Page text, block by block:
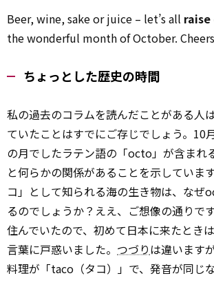
Beer, wine, sake or juice – let’s all
the wonderful month of October.
ちょっとした歴史の時間
私の過去のコラムを読んだことがある人
ていたことはすでにご存じでしょう。10
の月でした――ラテン語の「octo」が含ま
と何らかの関係があることを示していま
コ」として知られる海の生き物は、なぜ
るのでしょうか？ええ、ご想像の通りで
住んでいたので、初めて日本に来たとき
言葉に戸惑いました。 つづりは違います
料理が「taco（タコ）」で、発音が同じな